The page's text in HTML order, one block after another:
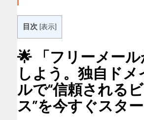
目次 [表示]
🌟 「フリーメー
しよう。独自ドメ
ルで“信頼される
ス”を今すぐスター